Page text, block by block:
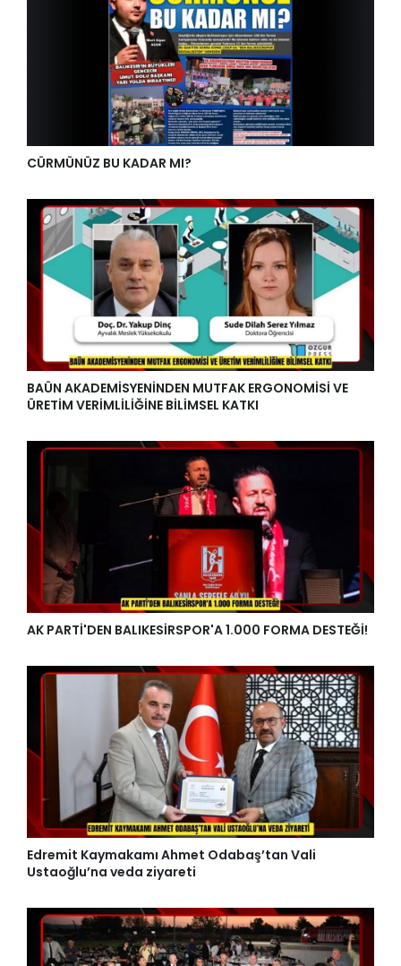
CÜRMÜNÜZ BU KADAR MI?
BAÜN AKADEMİSYENİNDEN MUTFAK ERGONOMİSİ VE
ÜRETİM VERİMLİLİĞİNE BİLİMSEL KATKI
AK PARTİ'DEN BALIKESİRSPOR'A 1.000 FORMA DESTEĞİ!
Edremit Kaymakamı Ahmet Odabaş’tan Vali
Ustaoğlu’na veda ziyareti